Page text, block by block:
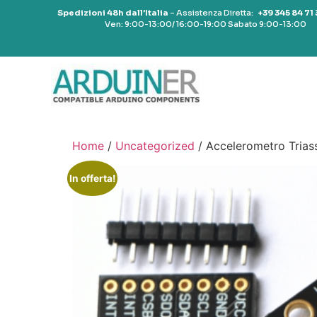
Spedizioni 48h dall’Italia – Assistenza Diretta: +39 345 84 71
Ven: 9:00-13:00/ 16:00-19:00 Sabato 9:00-13:00
Home / Uncategorized / Accelerometro
In offerta!